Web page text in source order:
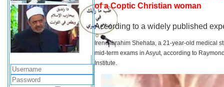
of a Coptic Christian woman
According to a widely published
Irene Ibrahim Shehata, a 21-year-old medical
mid-term exams in Asyut, according to
Institute.